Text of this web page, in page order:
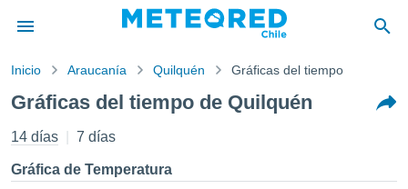
de
por
para
que la
Inicio Araucanía Quilquén Gráficas del tiempo
Gráficas del tiempo de Quilquén
14 días 7 días
Gráfica de Temperatura